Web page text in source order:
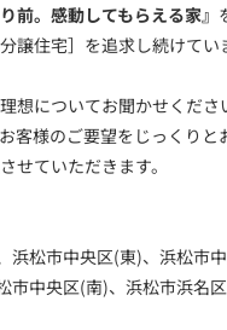
前。感動してもらえる家』
譲住宅］を追求し続けてい
想についてお聞かせくださ
客様のご要望をじっくりと
せていただきます。
浜松市中央区(東)、浜松市
市中央区(南)、浜松市浜名